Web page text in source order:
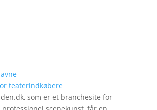
teaterindkøbere
som er et branchesite for